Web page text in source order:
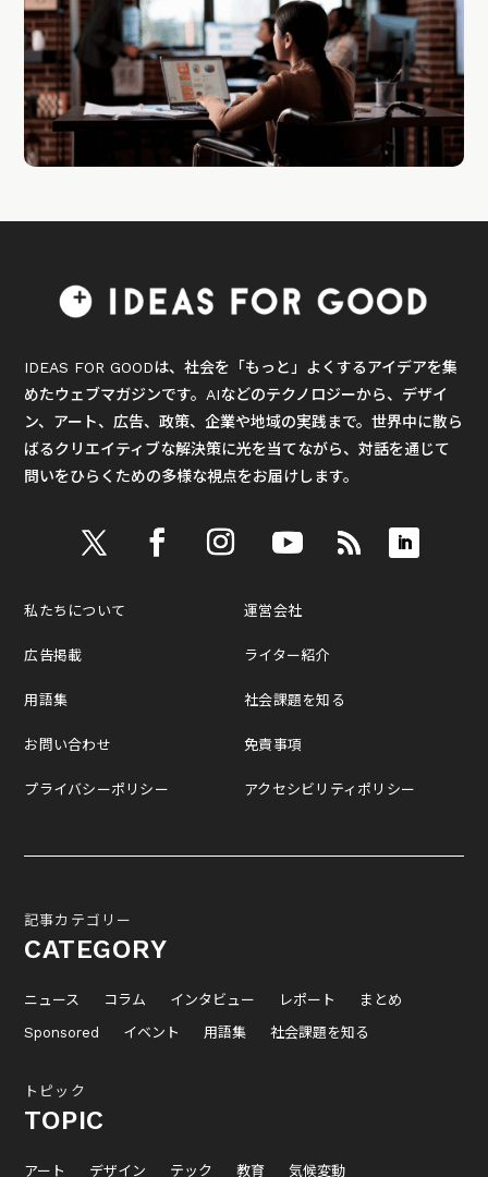
IDEAS FOR GOODは、社会を「もっと」よくするアイデアを集
めたウェブマガジンです。AIなどのテクノロジーから、デザイ
ン、アート、広告、政策、企業や地域の実践まで。世界中に散ら
ばるクリエイティブな解決策に光を当てながら、対話を通じて
問いをひらくための多様な視点をお届けします。
私たちについて
広告掲載
用語集
お問い合わせ
プライバシーポリシー
運営会社
ライター紹介
社会課題を知る
免責事項
アクセシビリティポリシー
記事カテゴリー
CATEGORY
ニュース コラム インタビュー レポート
まとめ
Sponsored
イベント 用語集 社会課題を知る
トピック
TOPIC
アート デザイン テック 教育 気候変動